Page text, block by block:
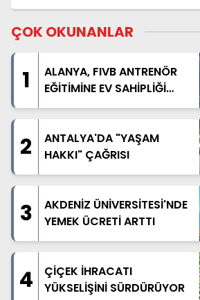
ÇOK OKUNANLAR
1
ALANYA, FIVB ANTRENÖR
EĞİTİMİNE EV SAHİPLİĞİ
YAPACAK
2
ANTALYA'DA "YAŞAM
HAKKI" ÇAĞRISI
3
AKDENİZ ÜNİVERSİTESİ'NDE
YEMEK ÜCRETİ ARTTI
4
ÇİÇEK İHRACATI
YÜKSELİŞİNİ SÜRDÜRÜYOR